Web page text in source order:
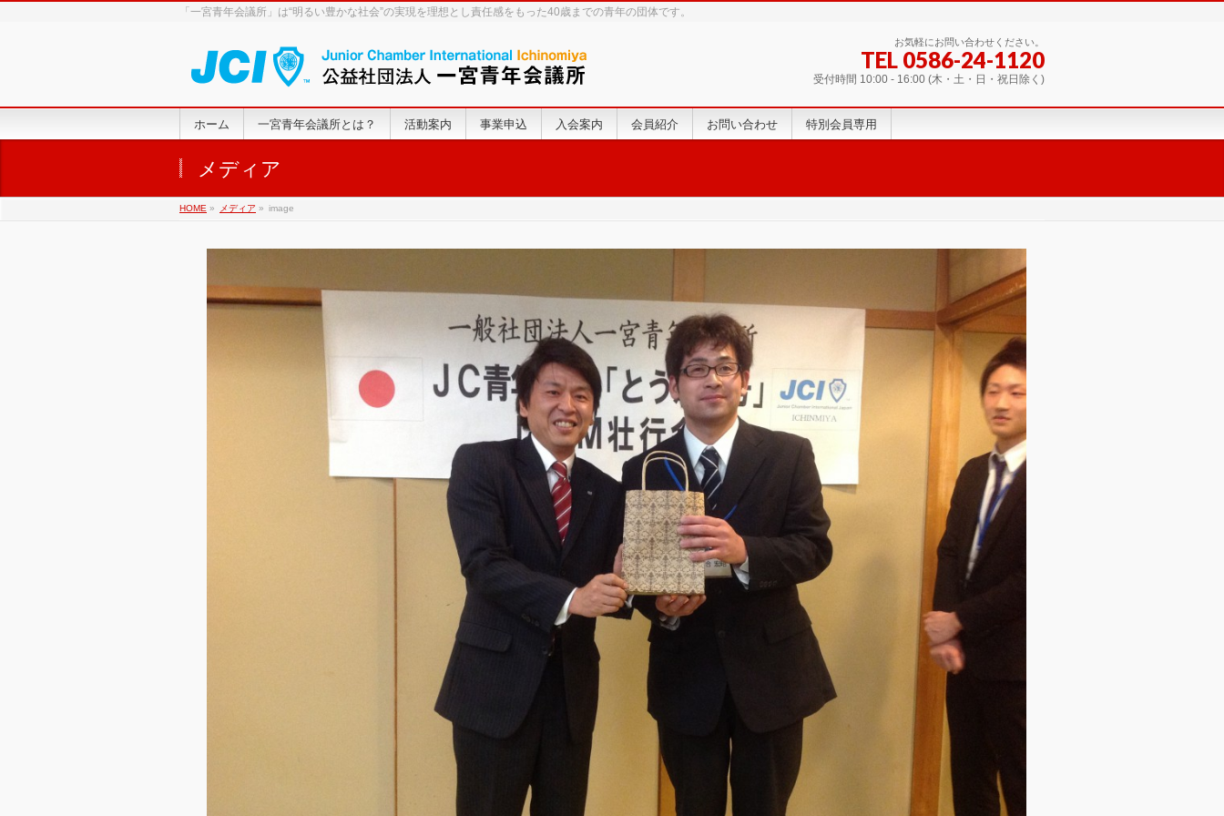
「一宮青年会議所」は“明るい豊かな社会”の実現を理想とし責任感をもった40歳までの青年の団体です。
お気軽にお問い合わせください。
TEL 0586-24-1120
受付時間 10:00 - 16:00 (木・土・日・祝日除く)
ホーム 一宮青年会議所とは？ 活動案内 事業申込 入会案内 会員紹介 お問い合わせ 特別会員専用
メディア
HOME » メディア » image